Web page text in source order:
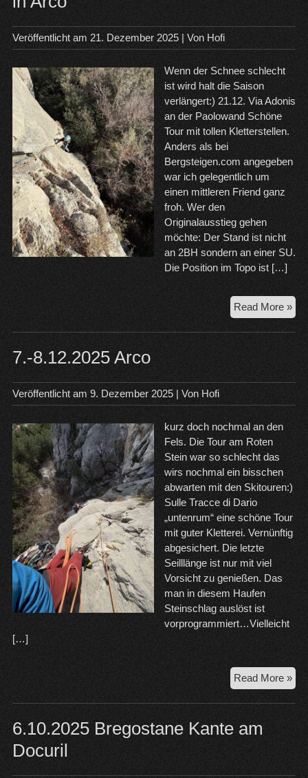
Veröffentlicht am 21. Dezember 2025| Von Hofi
Wenn der Schnee schlecht
ist wird halt die Saison
verlängert:) 21.12. Via Adonis
an der Paolowand Schöne
Tour mit tollen Kletterstellen.
Anders als bei
Bergsteigen.com angegeben
war ich gelegentlich um
einen mittleren Friend ganz
froh. Wer den
Originalausstieg gehen
möchte: Der Stand ist nicht
an 2BH sondern an einer SU.
Die Position im Topo ist […]
Read More »
in
7.-8.12.2025 Arco
Veröffentlicht am 9. Dezember 2025| Von Hofi
kurz doch nochmal an den
Fels. Die Tour am Roten
Stein war so schlecht das
wirs nochmal ein bisschen
abwarten mit den Skitouren:)
Sulle Tracce di Dario
„untenrum“ eine schöne Tour
mit guter Kletterei. Vernünftig
abgesichert. Die letzte
Seilllänge ist nur mit viel
Vorsicht zu genießen. Das
man in diesem Haufen
Steinschlag auslöst ist
vorprogrammiert…Vielleicht
[…]
Read More »7.-
6.10.2025 Bregostane Kante am
Docuril